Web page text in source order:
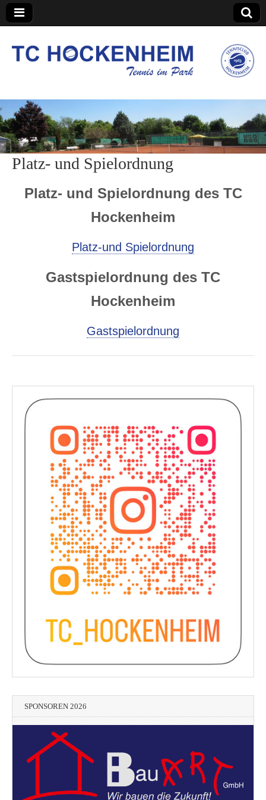
TC Hockenheim
Platz- und Spielordnung
Platz- und Spielordnung des TC
Hockenheim
Platz-und Spielordnung
Gastspielordnung des TC
Hockenheim
Gastspielordnung
SPONSOREN 2026